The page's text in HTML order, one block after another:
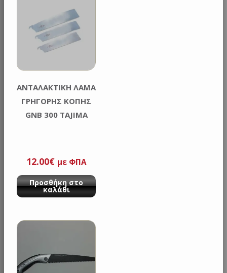
AΝΤΑΛAΚΤΙΚΗ ΛΑΜΑ
ΓΡΗΓΟΡΗΣ ΚΟΠΗΣ
GNB 300 ΤΑJIMA
12.00€ με ΦΠΑ
Προσθήκη στο
καλάθι